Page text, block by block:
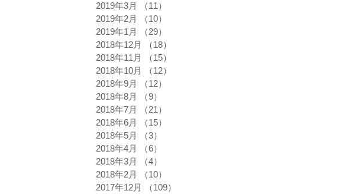
2019年3月
（11）
2019年2月
（10）
2019年1月
（29）
2018年12月
（18）
2018年11月
（15）
2018年10月
（12）
2018年9月
（12）
2018年8月
（9）
2018年7月
（21）
2018年6月
（15）
2018年5月
（3）
2018年4月
（6）
2018年3月
（4）
2018年2月
（10）
2017年12月
（109）